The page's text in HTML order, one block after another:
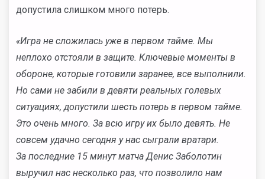
допустила слишком много потерь.
«Игра не сложилась уже в первом тайме. Мы
неплохо отстояли в защите. Ключевые моменты в
обороне, которые готовили заранее, все выполнили.
Но сами не забили в девяти реальных голевых
ситуациях, допустили шесть потерь в первом тайме.
Это очень много. За всю игру их было девять. Не
совсем удачно сегодня у нас сыграли вратари.
За последние 15 минут матча Денис Заболотин
выручил нас несколько раз, что позволило нам